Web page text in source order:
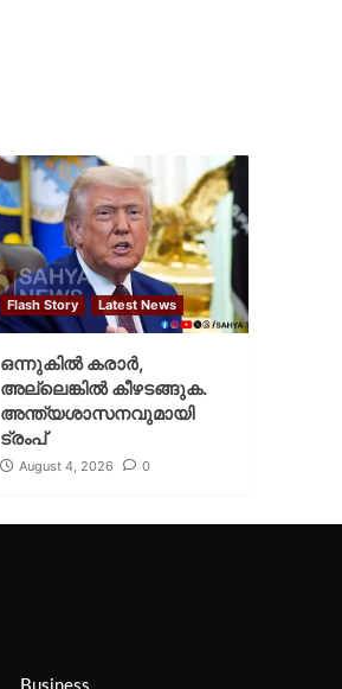
Flash Story Latest News
ഒന്നുകില്‍ കരാര്‍,
അല്ലെങ്കില്‍ കീഴടങ്ങുക.
അന്ത്യശാസനവുമായി
ട്രംപ്
August 4, 2026 0